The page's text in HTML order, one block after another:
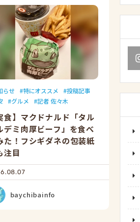
らせ 特にオススメ
投稿記事
グルメ 記者 佐々木
食】マクドナルド「タル
デミ肉厚ビーフ」を食べ
た！フシギダネの包装紙
注目
baychibainfo